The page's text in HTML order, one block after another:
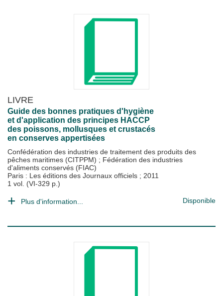
LIVRE
Guide des bonnes pratiques d'hygiène
et d'application des principes HACCP
des poissons, mollusques et crustacés
en conserves appertisées
Confédération des industries de traitement des produits des
pêches maritimes (CITPPM) ; Fédération des industries
d'aliments conservés (FIAC)
Paris : Les éditions des Journaux officiels ; 2011
1 vol. (VI-329 p.)
Plus d'information... Disponible